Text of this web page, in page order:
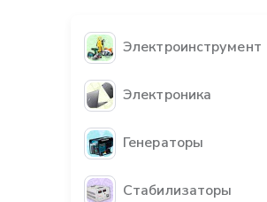
Электроинструмент
Электроника
Генераторы
Стабилизаторы